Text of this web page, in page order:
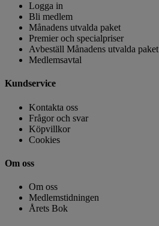
Logga in
Bli medlem
Månadens utvalda paket
Premier och specialpriser
Avbeställ Månadens utvalda paket
Medlemsavtal
Kundservice
Kontakta oss
Frågor och svar
Köpvillkor
Cookies
Om oss
Om oss
Medlemstidningen
Årets Bok